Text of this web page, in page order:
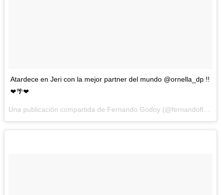
Atardece en Jeri con la mejor partner del mundo @ornella_dp !!
❤🌴❤